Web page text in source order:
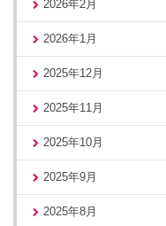
2026年2月
2026年1月
2025年12月
2025年11月
2025年10月
2025年9月
2025年8月